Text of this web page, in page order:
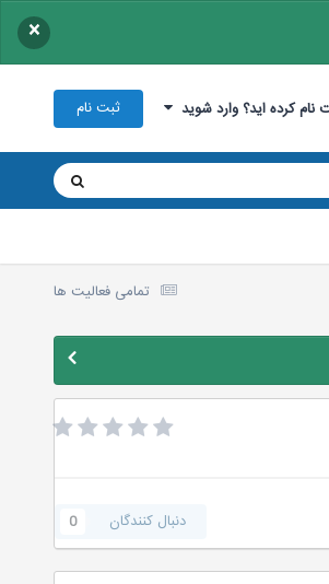
×
نام کرده اید؟ وارد شوید ثبت نام
تمامی فعالیت ها
دنبال کنندگان 0